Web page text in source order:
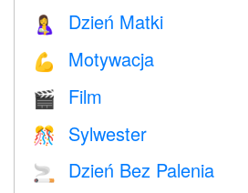
🤱 Dzień Matki
💪 Motywacja
🎬 Film
🎊 Sylwester
🚬 Dzień Bez Palenia